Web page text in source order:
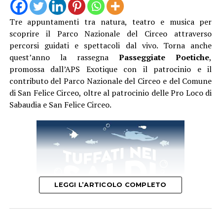
Camminando nel borgo si incroceranno proposte
artistiche per tutti i gusti. Presso l’Infermeria dei
Conversi andrà in scena lo spettacolo di teatro-danza
“Le Donne del Fuoco” a cura di Piedi Scalzi, un’opera
intensa ispirata all’universo femminile medievale,
mentre la Grande Arena si accenderà con le maestose
esibizioni di danza con il fuoco e teatro fisico della
compagnia Una Lamp.
Una delle grandi novità di questa edizione sarà la visita
straordinaria del laghetto nel Giardino degli Ulivi del
stile rinascimentale che farà da sfondo agli spettacoli di
danza aerea “Anima Antiqua”, agli avvincenti duelli di
suggestivi del Cantagallo Menestrello, il “gallo speciale”
Tre appuntamenti tra natura, teatro e musica per
scoprire il Parco Nazionale del Circeo attraverso
percorsi guidati e spettacoli dal vivo. Torna anche
quest’anno la rassegnaPasseggiate Poetiche,
promossa dall’APS Exotique con il patrocinio e il
contributo del Parco Nazionale del Circeo e del Comune
di San Felice Circeo, oltre al patrocinio delle Pro Loco di
Sabaudia e San Felice Circeo.
LEGGI L’ARTICOLO COMPLETO